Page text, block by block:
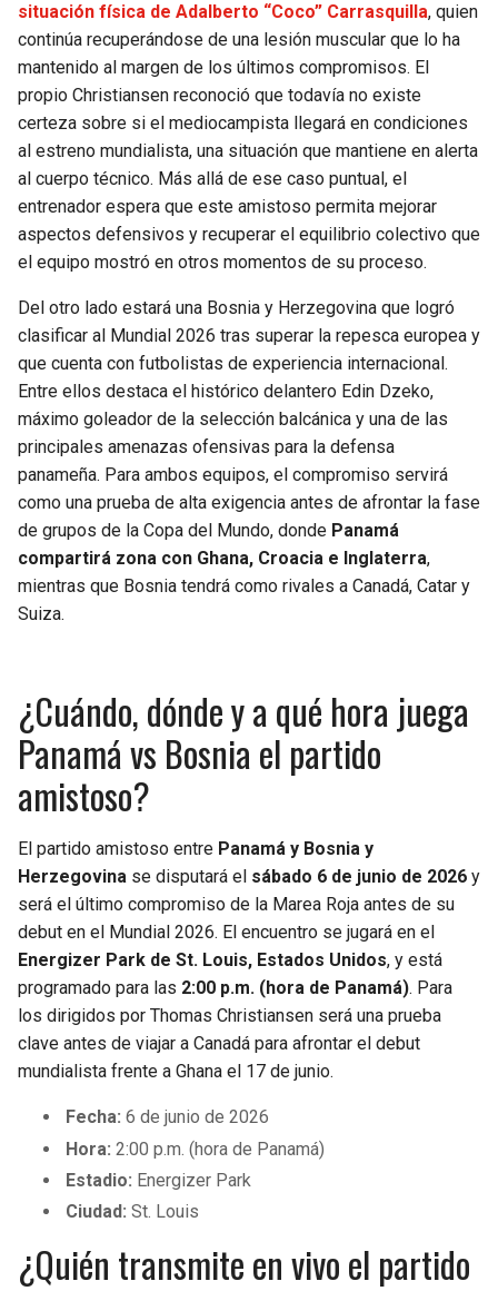
PACKERS
VIKINGS
FALCONS
PANTHERS
SAINTS
BUCCANEERS
TIMBERWOLVES
THUNDER
TRAIL BLAZERS
JAZZ
situación física de Adalberto “Coco” Carrasquilla, quien
continúa recuperándose de una lesión muscular que lo ha
mantenido al margen de los últimos compromisos. El
propio Christiansen reconoció que todavía no existe
certeza sobre si el mediocampista llegará en condiciones
al estreno mundialista, una situación que mantiene en alerta
al cuerpo técnico. Más allá de ese caso puntual, el
entrenador espera que este amistoso permita mejorar
aspectos defensivos y recuperar el equilibrio colectivo que
el equipo mostró en otros momentos de su proceso.
Del otro lado estará una Bosnia y Herzegovina que logró
clasificar al Mundial 2026 tras superar la repesca europea y
que cuenta con futbolistas de experiencia internacional.
Entre ellos destaca el histórico delantero Edin Dzeko,
máximo goleador de la selección balcánica y una de las
principales amenazas ofensivas para la defensa
panameña. Para ambos equipos, el compromiso servirá
como una prueba de alta exigencia antes de afrontar la fase
de grupos de la Copa del Mundo, donde Panamá
compartirá zona con Ghana, Croacia e Inglaterra,
mientras que Bosnia tendrá como rivales a Canadá, Catar y
Suiza.
¿Cuándo, dónde y a qué hora juega
Panamá vs Bosnia el partido
amistoso?
El partido amistoso entre Panamá y Bosnia y
Herzegovina se disputará el sábado 6 de junio de 2026 y
será el último compromiso de la Marea Roja antes de su
debut en el Mundial 2026. El encuentro se jugará en el
Energizer Park de St. Louis, Estados Unidos, y está
programado para las 2:00 p.m. (hora de Panamá). Para
los dirigidos por Thomas Christiansen será una prueba
clave antes de viajar a Canadá para afrontar el debut
mundialista frente a Ghana el 17 de junio.
Fecha: 6 de junio de 2026
Hora: 2:00 p.m. (hora de Panamá)
Estadio: Energizer Park
Ciudad: St. Louis
¿Quién transmite en vivo el partido